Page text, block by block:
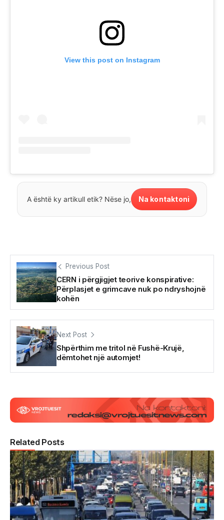
View this post on Instagram
A është ky artikull etik? Nëse jo, Na kontaktoni
Previous Post
CERN i përgjigjet teorive konspirative:
Përplasjet e grimcave nuk po ndryshojnë
kohën
Next Post
Shpërthim me tritol në Fushë-Krujë,
dëmtohet një automjet!
Related Posts